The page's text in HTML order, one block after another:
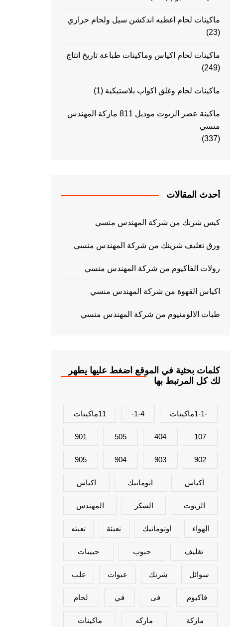
ماكينات لحام اغطيه اندكشن سيل ولحام حراري
(23)
ماكينات لحام اكياس وماكينات طباعة تاريخ انتاج
(249)
ماكينات لحام وغلق اكواب بلاستيكية (1)
ماكينة عصر الزيوت موديل 811 ماركة المهندس
منسي
(337)
أحدث المقالات
كيس شرنك من شركة المهندس منسي
ورق تغليف شرينك من شركة المهندس منسي
رولات الفاكيوم من شركة المهندس منسي
اكياس القهوة من شركة المهندس منسي
طبات الالومنيوم من شركة المهندس منسي
كلمات بحثية في الموقع اضغط عليها يطهر
لك كل المرتبط بها
-1-1ماكينات 1-4- 11ماكينات
107
404
505
901
902
903
904
905
أكياس اتوماتيك اكياس
الزيوت السكر المهندس
الهواء اوتوماتيك تعبئة تعبئه
تغليف حبوب حبيبات
سوائل شرنك عبوات علب
فاكيوم فى في لحام
ماركة ماركه ماكينات